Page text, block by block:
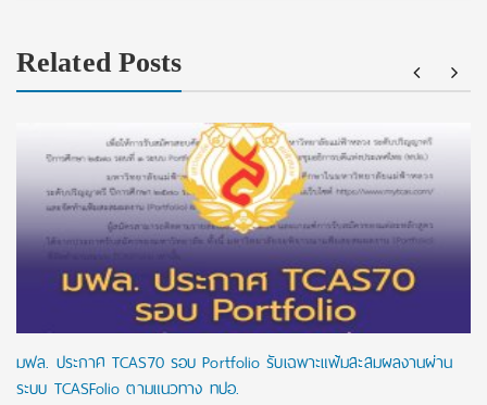
Related Posts
มฟล. ประกาศ TCAS70 รอบ Portfolio รับเฉพาะแฟ้มสะสมผลงานผ่าน
ระบบ TCASFolio ตามแนวทาง ทปอ.